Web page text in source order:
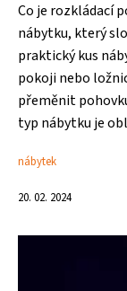
Co je rozkládací
nábytku, který
praktický kus
pokoji nebo
přeměnit
typ nábytku je
nábytek
20. 02. 2024